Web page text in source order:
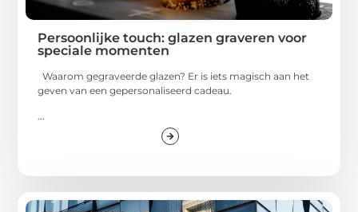
Persoonlijke touch: glazen graveren voor
speciale momenten
Waarom gegraveerde glazen? Er is iets magisch aan het
geven van een gepersonaliseerd cadeau.